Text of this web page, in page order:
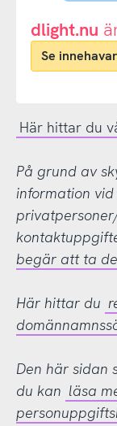
eller
.nu-
domän
dlight.nu
Se
Här hittar du
På grund av
information
begär att ta
Här hittar du
Den här sidan
du kan läsa